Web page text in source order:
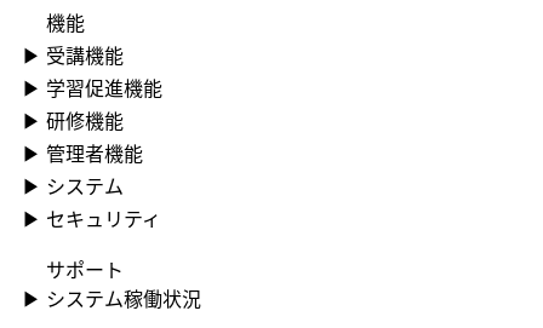
機能
▶​ 受講機能
▶​ 学習促進機能
▶​ 研修機能
▶​ 管理者機能
▶​ システム
▶​ セキュリティ
​サポート
▶​ システム稼働状況